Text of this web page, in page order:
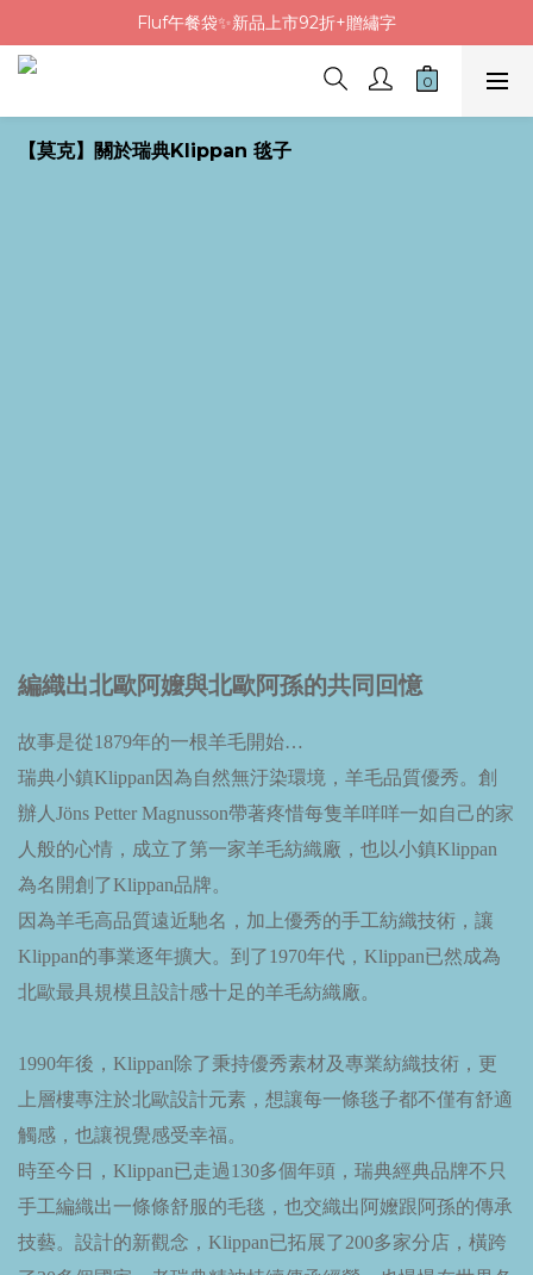
Fluf午餐袋✨新品上市92折+贈繡字
Fluf午餐袋✨新品上市92折+贈繡字
三色碗組上市🍚贈中英文姓名&【水果】雷雕
🦉韓國小眾包包品牌5折
Fluf午餐袋✨新品上市92折+贈繡字
【莫克】關於瑞典Klippan 毯子
編織出北歐阿嬤與北歐阿孫的共同回憶
故事是從1879年的一根羊毛開始…
瑞典小鎮Klippan因為自然無汙染環境，羊毛品質優秀。創
辦人Jöns Petter Magnusson帶著疼惜每隻羊咩咩一如自己的家
人般的心情，成立了第一家羊毛紡織廠，也以小鎮Klippan
為名開創了Klippan品牌。
因為羊毛高品質遠近馳名，加上優秀的手工紡織技術，讓
Klippan的事業逐年擴大。到了1970年代，Klippan已然成為
北歐最具規模且設計感十足的羊毛紡織廠。
1990年後，Klippan除了秉持優秀素材及專業紡織技術，更
上層樓專注於北歐設計元素，想讓每一條毯子都不僅有舒適
觸感，也讓視覺感受幸福。
時至今日，Klippan已走過130多個年頭，瑞典經典品牌不只
手工編織出一條條舒服的毛毯，也交織出阿嬤跟阿孫的傳承
技藝。 設計的新觀念，Klippan已拓展了200多家分店，橫跨